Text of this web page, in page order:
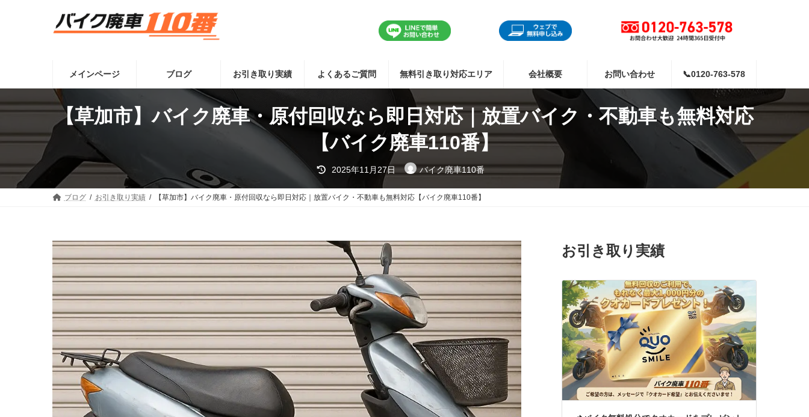
ッ
移
メインページ ブログ お引き取り実績 よくあるご質問 無料引き取り対応エリア 会社概要 お問い合わせ 📞0120-763-578
【草加市】バイク廃車・原付回収なら即日対応｜放置バイク・不動車も無料対応
【バイク廃車110番】
終
新
日
2025年11月27日 バイク廃車110番
ブログ お引き取り実績 【草加市】バイク廃車・原付回収なら即日対応｜放置バイク・不動車も無料対応【バイク廃車110番】
お引き取り実績